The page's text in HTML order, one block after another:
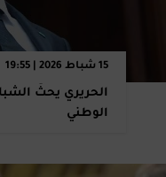
15 شباط 2026 | 19:55
الحريري يحثّ
الوطني